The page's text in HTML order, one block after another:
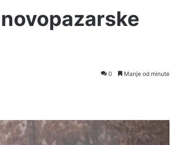
0 Manje od minute